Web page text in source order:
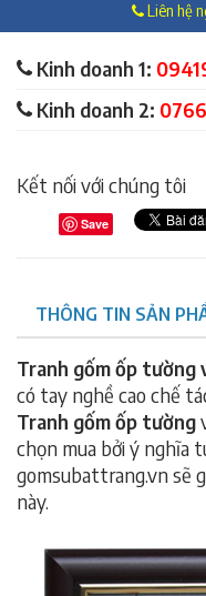
Liên hệ
Kinh doanh 1:
Kinh doanh 2:
Kết nối với chúng tôi
Save
THÔNG TIN SẢN
Tranh gốm ốp tường
có tay nghề cao chế
Tranh gốm ốp tường
chọn mua bởi ý nghĩa
gomsubattrang.vn sẽ
này.